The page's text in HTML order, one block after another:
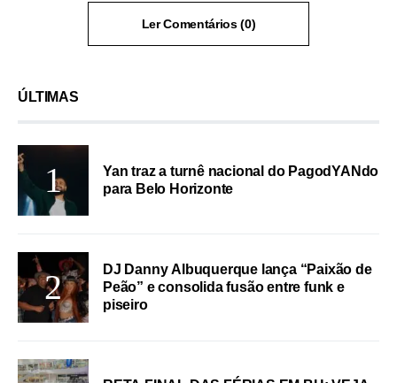
Ler Comentários (0)
ÚLTIMAS
Yan traz a turnê nacional do PagodYANdo
para Belo Horizonte
DJ Danny Albuquerque lança “Paixão de
Peão” e consolida fusão entre funk e
piseiro